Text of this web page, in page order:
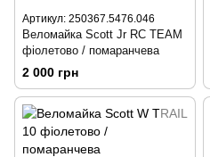
Артикул: 250367.5476.046
Веломайка Scott Jr RC TEAM
фіолетово / помаранчева
2 000 грн